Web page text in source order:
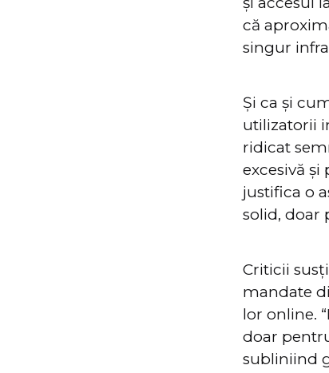
că
singur
Și ca și
utilizatorii
ridicat
excesivă
justifica o
solid, doar
Criticii
mandate
lor online.
doar
subliniind